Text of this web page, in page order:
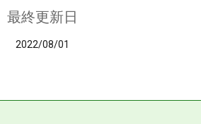
最終更新日
2022/08/01